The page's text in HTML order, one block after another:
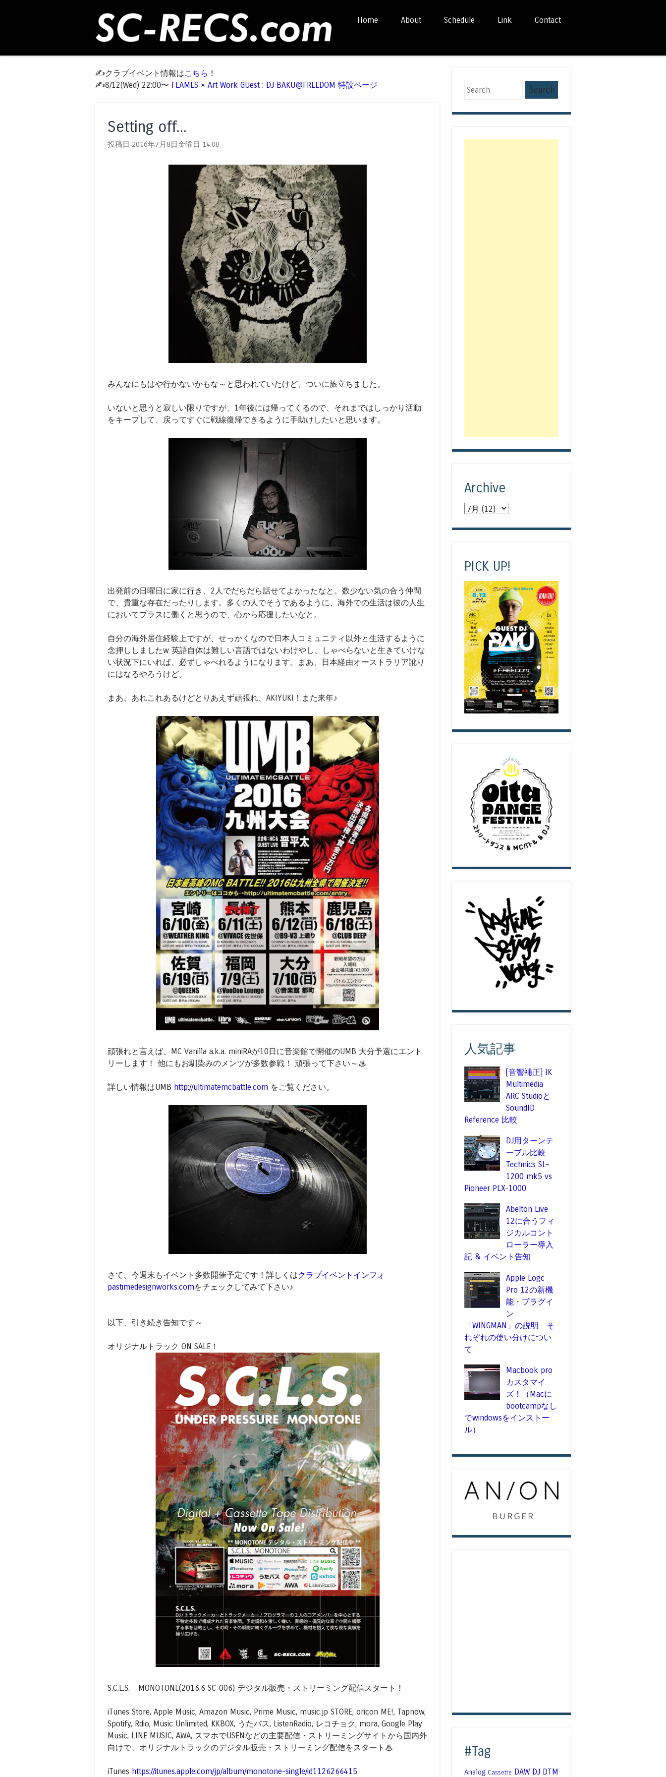
Skip to content
Home About Schedule Link Contact
✍️クラブイベント情報はこちら！
✍️8/12(Wed) 22:00〜 FLAMES × Art Work GUest : DJ BAKU@FREEDOM 特設ページ
Setting off...
投稿日 2016年7月8日金曜日 14:00
みんなにもはや行かないかもな～と思われていたけど、ついに旅立ちました。
いないと思うと寂しい限りですが、1年後には帰ってくるので、それまではしっかり活動
をキープして、戻ってすぐに戦線復帰できるように手助けしたいと思います。
出発前の日曜日に家に行き、2人でだらだら話せてよかったなと。数少ない気の合う仲間
で、貴重な存在だったりします。多くの人でそうであるように、海外での生活は彼の人生
においてプラスに働くと思うので、心から応援したいなと。
自分の海外居住経験上ですが、せっかくなので日本人コミュニティ以外と生活するように
念押ししましたw 英語自体は難しい言語ではないわけやし、しゃべらないと生きていけな
い状況下にいれば、必ずしゃべれるようになります。まあ、日本経由オーストラリア訛り
にはなるやろうけど。
まあ、あれこれあるけどとりあえず頑張れ、AKIYUKI！また来年♪
頑張れと言えば、MC Vanilla a.k.a. miniRAが10日に音楽館で開催のUMB 大分予選にエント
リーします！ 他にもお馴染みのメンツが多数参戦！ 頑張って下さい～♨
詳しい情報はUMB http://ultimatemcbattle.com をご覧ください。
さて、今週末もイベント多数開催予定です！詳しくはクラブイベントインフォ
pastimedesignworks.comをチェックしてみて下さい♪
以下、引き続き告知です～
オリジナルトラック ON SALE！
S.C.L.S. - MONOTONE(2016.6 SC-006) デジタル販売・ストリーミング配信スタート！
iTunes Store, Apple Music, Amazon Music, Prime Music, music.jp STORE, oricon ME!, Tapnow,
Spotify, Rdio, Music Unlimited, KKBOX, うたパス, ListenRadio, レコチョク, mora, Google Play
Music, LINE MUSIC, AWA, スマホでUSENなどの主要配信・ストリーミングサイトから国内外
向けで、オリジナルトラックのデジタル販売・ストリーミング配信をスタート♨
iTunes https://itunes.apple.com/jp/album/monotone-single/id1126266415
Search
Archive
PICK UP!
人気記事
[音響補正] IK
Multimedia
ARC Studioと
SoundID
Reference 比較
DJ用ターンテ
ーブル比較
Technics SL-
1200 mk5 vs
Pioneer PLX-1000
Abelton Live
12に合うフィ
ジカルコント
ローラー導入
記 & イベント告知
Apple Logc
Pro 12の新機
能・プラグイ
ン
「WINGMAN」の説明 そ
れぞれの使い分けについ
て
Macbook pro
カスタマイ
ズ！（Macに
bootcampなし
でwindowsをインストー
ル）
#Tag
Analog Cassette DAW DJ DTM